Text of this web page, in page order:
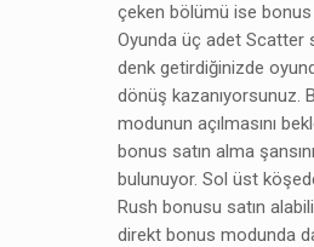
çeken bölümü ise
Oyunda üç adet Scatter
denk getirdiğinizde
dönüş kazanıyorsunuz.
modunun açılmasını
bonus satın alma
bulunuyor. Sol üst
Rush bonusu satın
direkt bonus modunda